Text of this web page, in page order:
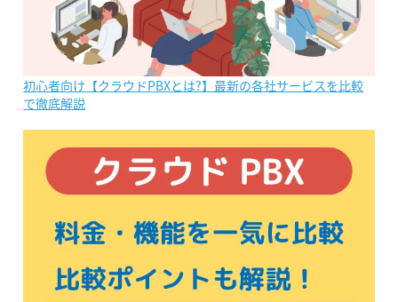
初心者向け【クラウドPBXとは?】最新の各社サービスを比較
で徹底解説